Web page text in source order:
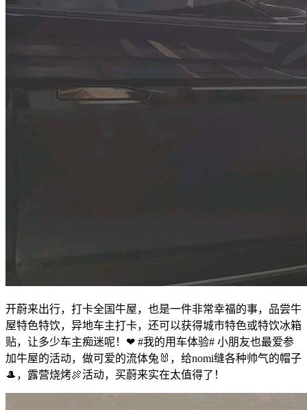
开蔚来出行，打卡全国牛屋，也是一件非常幸福的事，品尝牛
屋特色特饮，异地车主打卡，还可以获得城市特色或特饮冰箱
贴，让多少车主痴迷呢！❤ #我的用车体验# 小朋友也最爱参
加牛屋的活动，做可爱的流体兔🐰，给nomi缝各种帅气的帽子
🎩，露营烧烤🍖活动，买蔚来实在太值得了！